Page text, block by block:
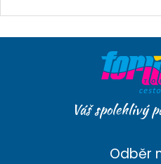
Váš spolehlivý
Odběr